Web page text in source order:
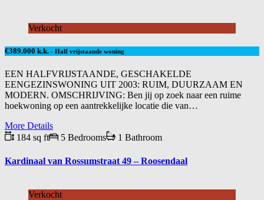
Verkocht
€389.000 k.k. - Half vrijstaande woning
EEN HALFVRIJSTAANDE, GESCHAKELDE
EENGEZINSWONING UIT 2003: RUIM, DUURZAAM EN
MODERN. OMSCHRIJVING: Ben jij op zoek naar een ruime
hoekwoning op een aantrekkelijke locatie die van…
More Details
184 sq ft
5 Bedrooms 1 Bathroom
Kardinaal van Rossumstraat 49 – Roosendaal
Verkocht